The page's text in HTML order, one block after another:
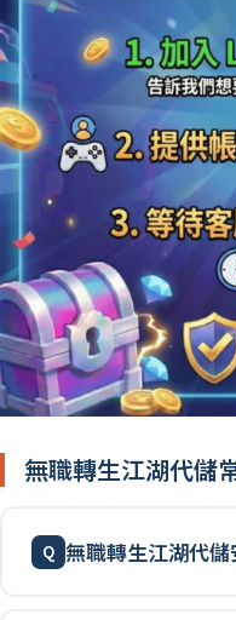
無職轉生江湖代儲
無職轉生江湖代